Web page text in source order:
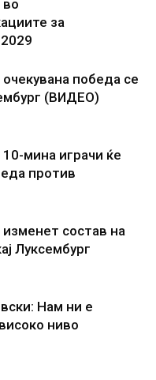
за
победа се
(ВИДЕО)
мина играчи ќе
против
состав на
Луксембург
Нам ни е
ниво